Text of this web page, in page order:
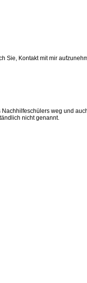
Sie, Kontakt mit mir
Nachhilfeschülers weg und
nicht genannt.